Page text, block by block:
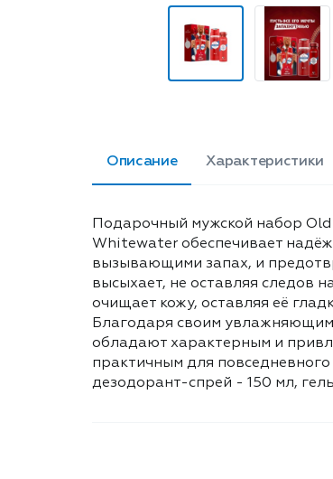
Описание Характеристики
Подарочный мужской набор
Whitewater обеспечивает
вызывающими запах, и
высыхает, не оставляя следов
очищает кожу, оставляя её
Благодаря своим увлажняющим
обладают характерным и
практичным для
дезодорант-спрей - 150 мл,